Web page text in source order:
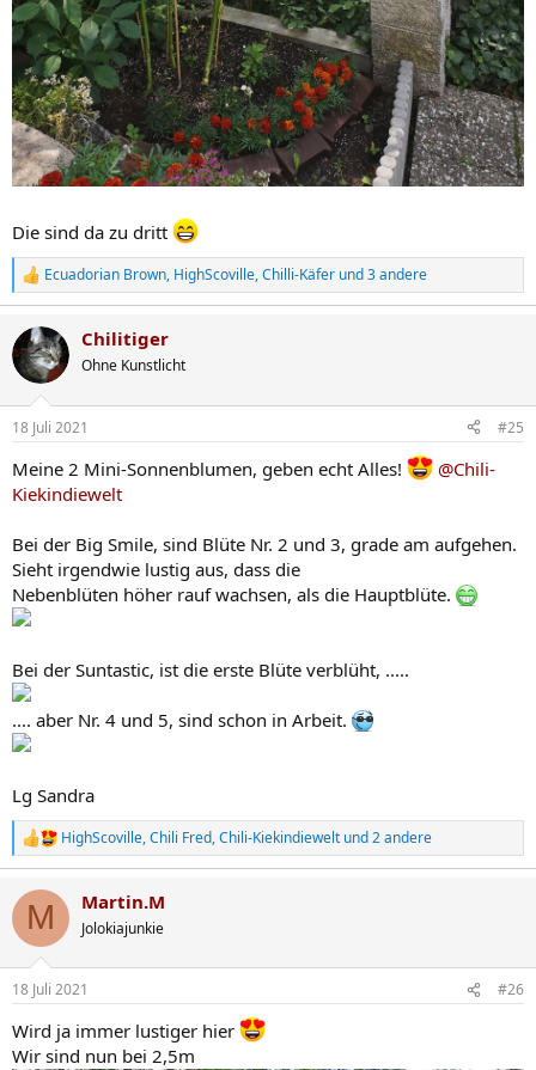
Die sind da zu dritt
R
e
k
t
i
e
:
Ecuadorian Brown, HighScoville,Chilli-Käfer und 3 andere
Chilitiger
Ohne Kunstlicht
18 Juli 2021 #25
Meine 2 Mini-Sonnenblumen, geben echt Alles!
@Chili-
Kiekindiewelt
Bei der Big Smile, sind Blüte Nr. 2 und 3, grade am aufgehen.
Sieht irgendwie lustig aus, dass die
Nebenblüten höher rauf wachsen, als die Hauptblüte.
Bei der Suntastic, ist die erste Blüte verblüht, .....
.... aber Nr. 4 und 5, sind schon in Arbeit.
Lg Sandra
R
e
k
i
e
:
HighScoville,Chili Fred,Chili-Kiekindiewelt und 2 andere
M Martin.M
Jolokiajunkie
18 Juli 2021 #26
Wird ja immer lustiger hier
Wir sind nun bei 2,5m